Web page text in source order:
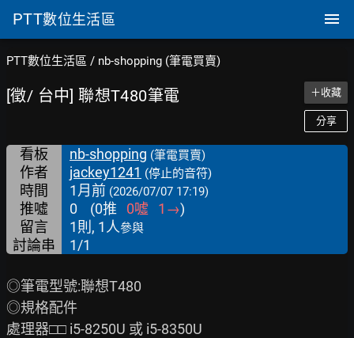
PTT數位生活區
PTT數位生活區 / nb-shopping (筆電買賣)
[徵/ 台中] 聯想T480筆電 ＋收藏
分享
看板 nb-shopping (筆電買賣)
作者 jackey1241 (停止的音符)
時間 1月前 (2026/07/07 17:19)
推噓 0 (0推 0噓 1 →)
留言
1則, 1人參與
討論串 1/1
◎筆電型號:聯想T480
◎規格配件
處理器□□ i5-8250U 或 i5-8350U